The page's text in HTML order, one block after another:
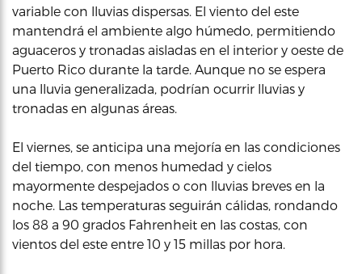
variable con lluvias dispersas. El viento del este
mantendrá el ambiente algo húmedo, permitiendo
aguaceros y tronadas aisladas en el interior y oeste de
Puerto Rico durante la tarde. Aunque no se espera
una lluvia generalizada, podrían ocurrir lluvias y
tronadas en algunas áreas.
El viernes, se anticipa una mejoría en las condiciones
del tiempo, con menos humedad y cielos
mayormente despejados o con lluvias breves en la
noche. Las temperaturas seguirán cálidas, rondando
los 88 a 90 grados Fahrenheit en las costas, con
vientos del este entre 10 y 15 millas por hora.